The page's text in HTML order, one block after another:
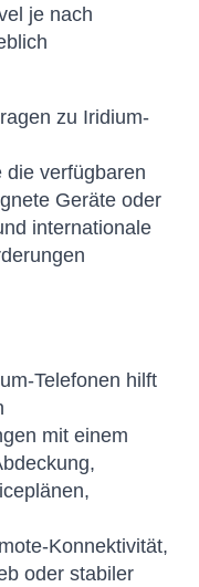
je nach
zu Iridium-
die verfügbaren
Geräte oder
internationale
Telefonen hilft
mit einem
Konnektivität,
oder stabiler